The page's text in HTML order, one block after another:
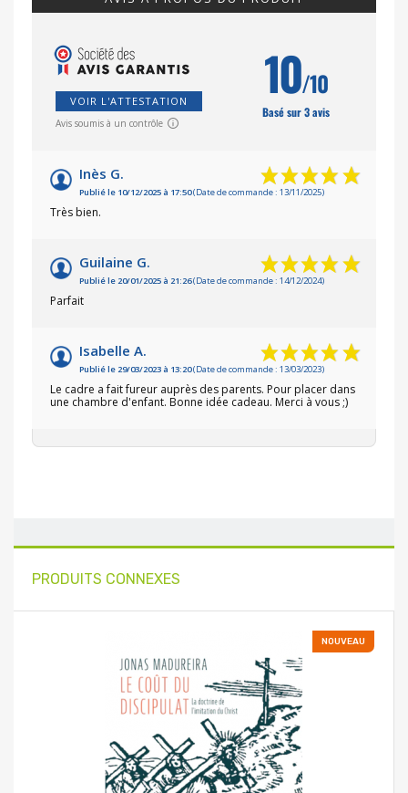
VOIR L'ATTESTATION
Avis soumis à un contrôle
10/10
Basé sur 3 avis
Inès G.
Publié le 10/12/2025 à 17:50(Date de commande : 13/11/2025)
Très bien.
Guilaine G.
Publié le 20/01/2025 à 21:26(Date de commande : 14/12/2024)
Parfait
Isabelle A.
Publié le 29/03/2023 à 13:20(Date de commande : 13/03/2023)
Le cadre a fait fureur auprès des parents. Pour placer dans
une chambre d'enfant. Bonne idée cadeau. Merci à vous ;)
PRODUITS CONNEXES
NOUVEAU